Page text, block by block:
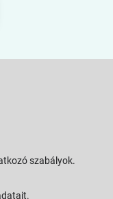
szabályok.